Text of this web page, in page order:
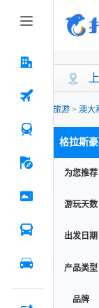
旅游 > 澳大
格拉斯
为您推荐
游玩天数
出发日期
产品类型
品牌